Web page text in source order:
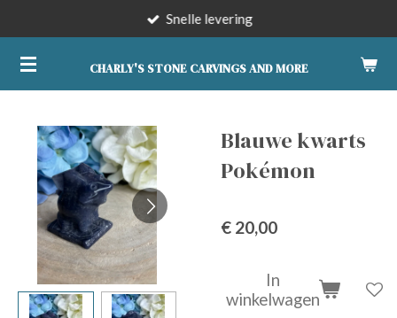
naar
de
CHARLY'S STONE CARVINGS AND MORE
Snelle levering
Blauwe kwarts
Pokémon
€ 20,00
In
winkelwagen